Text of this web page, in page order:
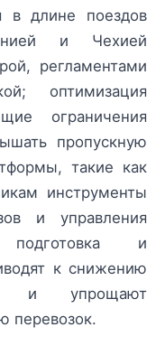
в длине поездов
и Чехией
регламентами
оптимизация
ограничения
пропускную
такие как
инструменты
и управления
и
к снижению
и упрощают
перевозок.